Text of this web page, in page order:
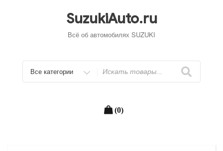
SuzukiAuto.ru
Всё об автомобилях SUZUKI
Искать
(0)